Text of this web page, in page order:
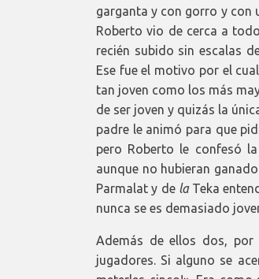
garganta y con gorro y con
Roberto vio de cerca a
recién subido sin escalas
Ese fue el motivo por el
tan joven como los más
de ser joven y quizás la
padre le animó para que
pero Roberto le confesó
aunque no hubieran
Parmalat y de laTeka
nunca se es demasiado
Además de ellos dos,
jugadores. Si alguno se